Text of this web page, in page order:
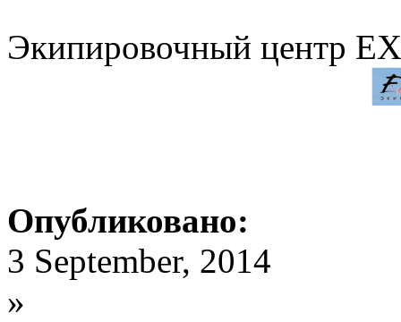
Экипировочный центр
Опубликовано:
3 September, 2014
»